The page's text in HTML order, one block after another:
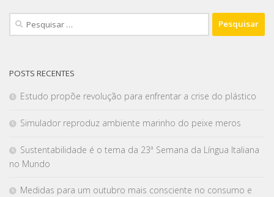
POSTS RECENTES
Estudo propõe revolução para enfrentar a crise do plástico
Simulador reproduz ambiente marinho do peixe meros
Sustentabilidade é o tema da 23ª Semana da Língua Italiana
no Mundo
Medidas para um outubro mais consciente no consumo e